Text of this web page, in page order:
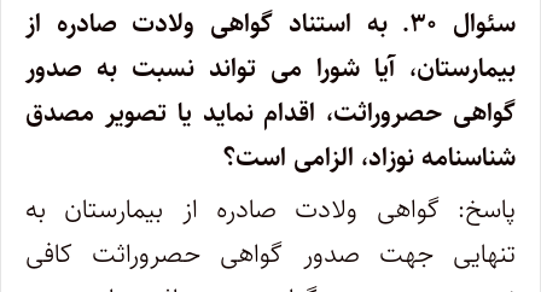
سئوال ۳۰.
به استناد گواهی ولادت صادره از
بیمارستان، آیا شورا می تواند نسبت به صدور
گواهی حصروراثت، اقدام نماید یا تصویر مصدق
شناسنامه نوزاد، الزامی است؟
پاسخ: گواهی ولادت صادره از بیمارستان به
تنهایی جهت صدور گواهی حصروراثت کافی